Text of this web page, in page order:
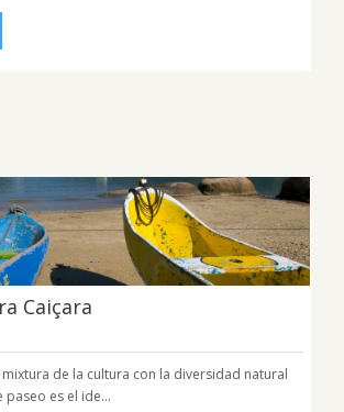
Caiçara
mixtura de la cultura con la diversidad natural
paseo es el ide...